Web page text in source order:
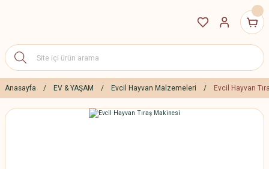
Anasayfa EV & YAŞAM Evcil Hayvan Malzemeleri Evcil Hayvan